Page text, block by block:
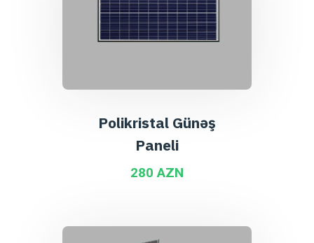
Polikristal Günəş
Paneli
280 AZN